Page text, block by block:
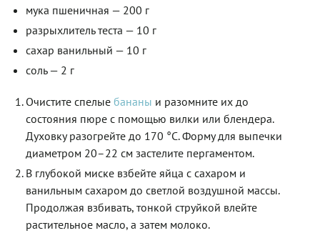
мука пшеничная — 200 г
разрыхлитель теста — 10 г
сахар ванильный — 10 г
соль — 2 г
Очистите спелые бананы и разомните их до
состояния пюре с помощью вилки или блендера.
Духовку разогрейте до 170 °C. Форму для выпечки
диаметром 20–22 см застелите пергаментом.
В глубокой миске взбейте яйца с сахаром и
ванильным сахаром до светлой воздушной массы.
Продолжая взбивать, тонкой струйкой влейте
растительное масло, а затем молоко.